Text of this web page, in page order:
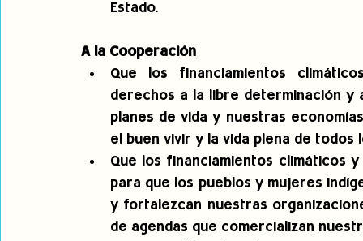
Estado.
A la Cooperación
Que los financiamientos
derechos a la libre determinación y
planes de vida y nuestras
el buen vivir y la vida plena de todos
Que los financiamientos climáticos
para que los pueblos y mujeres
y fortalezcan nuestras
de agendas que comercializan